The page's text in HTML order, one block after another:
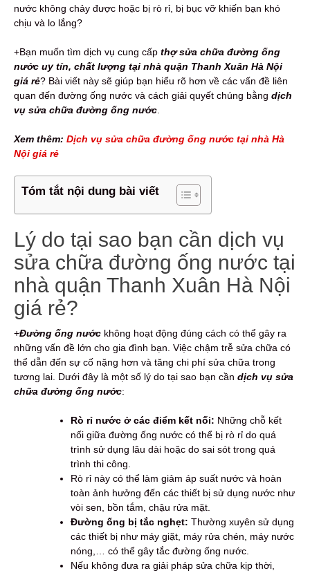
nước không chảy được hoặc bị rò rỉ, bị bục vỡ khiến bạn khó
chịu và lo lắng?
+Bạn muốn tìm dịch vụ cung cấp thợ sửa chữa đường ống
nước uy tín, chất lượng tại nhà quận Thanh Xuân Hà Nội
giá rẻ? Bài viết này sẽ giúp bạn hiểu rõ hơn về các vấn đề liên
quan đến đường ống nước và cách giải quyết chúng bằng dịch
vụ sửa chữa đường ống nước
Xem thêm: Dịch vụ sửa chữa đường ống nước tại nhà Hà
Nội giá rẻ
Tóm tắt nội dung bài viết
Lý do tại sao bạn cần dịch vụ
sửa chữa đường ống nước tại
nhà quận Thanh Xuân Hà Nội
giá rẻ?
+Đường ống nước không hoạt động đúng cách có thể gây ra
những vấn đề lớn cho gia đình bạn. Việc chậm trễ sửa chữa có
thể dẫn đến sự cố nặng hơn và tăng chi phí sửa chữa trong
tương lai. Dưới đây là một số lý do tại sao bạn cần dịch vụ sửa
chữa đường ống nước:
Rò rỉ nước ở các điểm kết nối: Những chỗ kết
nối giữa đường ống nước có thể bị rò rỉ do quá
trình sử dụng lâu dài hoặc do sai sót trong quá
trình thi công.
Rò rỉ này có thể làm giảm áp suất nước và hoàn
toàn ảnh hưởng đến các thiết bị sử dụng nước như
vòi sen, bồn tắm, chậu rửa mặt.
Đường ống bị tắc nghẹt: Thường xuyên sử dụng
các thiết bị như máy giặt, máy rửa chén, máy nước
nóng,… có thể gây tắc đường ống nước.
Nếu không đưa ra giải pháp sửa chữa kịp thời,